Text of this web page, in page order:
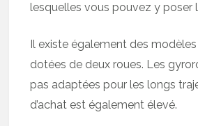
lesquelles vous pouvez y poser
Il existe également des
dotées de deux roues. Les
pas adaptées pour les longs
d’achat est également élevé.